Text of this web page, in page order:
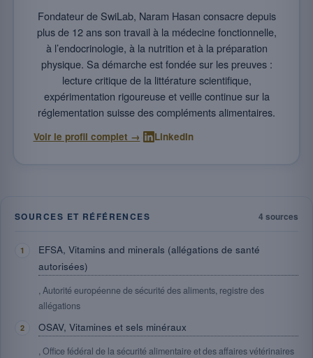
Fondateur de SwiLab, Naram Hasan consacre depuis
plus de 12 ans son travail à la médecine fonctionnelle,
à l’endocrinologie, à la nutrition et à la préparation
physique. Sa démarche est fondée sur les preuves :
lecture critique de la littérature scientifique,
expérimentation rigoureuse et veille continue sur la
réglementation suisse des compléments alimentaires.
Voir le profil complet → LinkedIn
SOURCES ET RÉFÉRENCES 4 sources
EFSA, Vitamins and minerals (allégations de santé
autorisées)
, Autorité européenne de sécurité des aliments, registre des
allégations
OSAV, Vitamines et sels minéraux
, Office fédéral de la sécurité alimentaire et des affaires vétérinaires